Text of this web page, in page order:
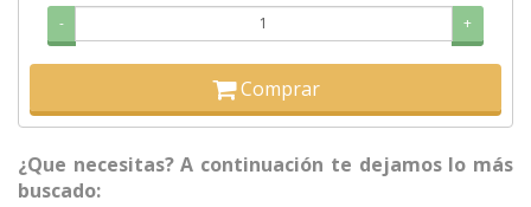
- +
Comprar
¿Que necesitas? A continuación te dejamos lo más
buscado: